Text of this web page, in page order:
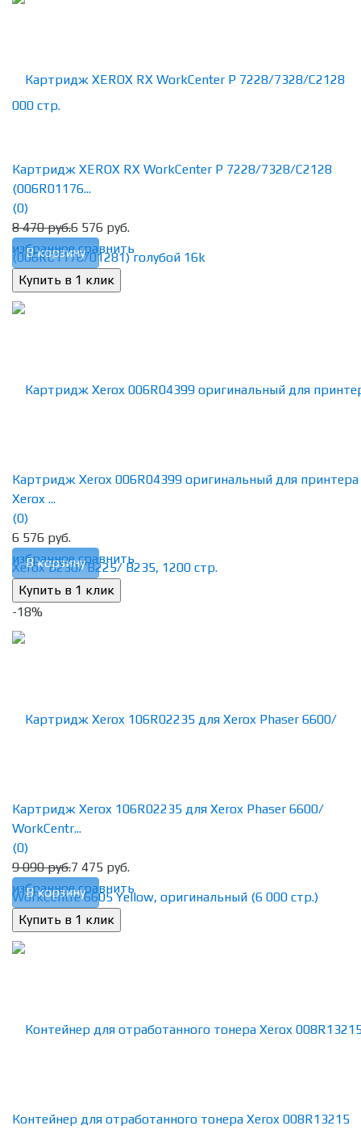
избранное сравнить
Картридж XEROX RX WorkCenter P 7228/7328/C2128
(006R01176...
(0)
8 470 руб.6 576 руб.
В корзину
избранное сравнить
Картридж Xerox 006R04399 оригинальный для принтера
Xerox ...
(0)
6 576 руб.
В корзину
-18%
избранное сравнить
Картридж Xerox 106R02235 для Xerox Phaser 6600/
WorkCentr...
(0)
9 090 руб.7 475 руб.
В корзину
Контейнер для отработанного тонера Xerox 008R13215